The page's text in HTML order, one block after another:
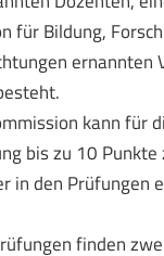
für Bildung,
ernannten
kann für
bis zu 10
in den Prüfungen
finden